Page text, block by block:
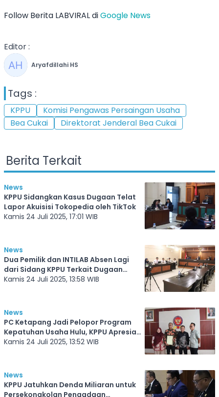
Follow Berita LABVIRAL diGoogle News
Editor :
Aryafdillahi HS
Tags :
KPPU
Komisi Pengawas Persaingan Usaha
Bea Cukai
Direktorat Jenderal Bea Cukai
Berita Terkait
News
KPPU Sidangkan Kasus Dugaan Telat
Lapor Akuisisi Tokopedia oleh TikTok
Kamis 24 Juli 2025, 17:01 WIB
News
Dua Pemilik dan INTILAB Absen Lagi
dari Sidang KPPU Terkait Dugaan
Hambatan Usaha
Kamis 24 Juli 2025, 13:58 WIB
News
PC Ketapang Jadi Pelopor Program
Kepatuhan Usaha Hulu, KPPU Apresiasi
Langkah Progresif
Kamis 24 Juli 2025, 13:52 WIB
News
KPPU Jatuhkan Denda Miliaran untuk
Persekongkolan Pengadaan